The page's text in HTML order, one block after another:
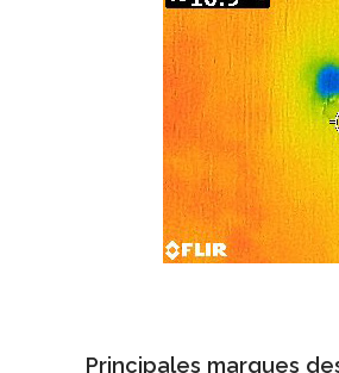
Principales marques